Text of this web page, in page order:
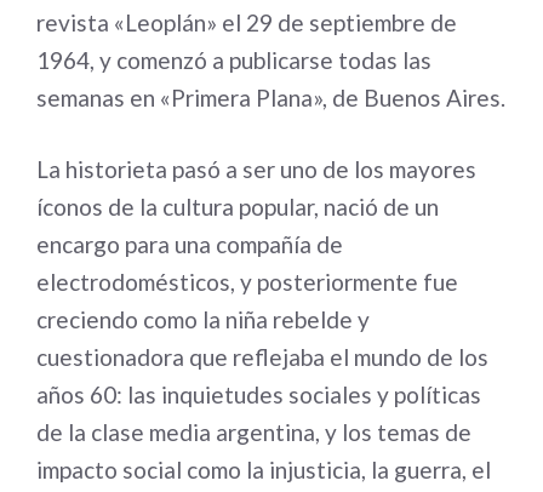
revista «Leoplán» el 29 de septiembre de
1964, y comenzó a publicarse todas las
semanas en «Primera Plana», de Buenos Aires.
La historieta pasó a ser uno de los mayores
íconos de la cultura popular, nació de un
encargo para una compañía de
electrodomésticos, y posteriormente fue
creciendo como la niña rebelde y
cuestionadora que reflejaba el mundo de los
años 60: las inquietudes sociales y políticas
de la clase media argentina, y los temas de
impacto social como la injusticia, la guerra, el